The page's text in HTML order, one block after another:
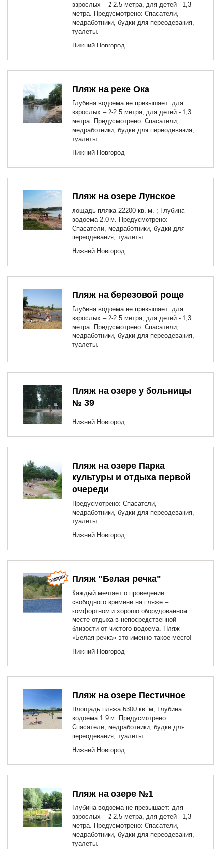
взрослых – 2-2.5 метра, для детей - 1,3
метра. Предусмотрено: Спасатели,
медработники, будки для переодевания,
туалеты.
Нижний Новгород
Пляж на реке Ока
Глубина водоема не превышает: для
взрослых – 2-2.5 метра, для детей - 1,3
метра. Предусмотрено: Спасатели,
медработники, будки для переодевания,
туалеты.
Нижний Новгород
Пляж на озере Лунское
лощадь пляжа 22200 кв. м. ; Глубина
водоема 2.0 м. Предусмотрено:
Спасатели, медработники, будки для
переодевания, туалеты.
Нижний Новгород
Пляж на березовой роще
Глубина водоема не превышает: для
взрослых – 2-2.5 метра, для детей - 1,3
метра. Предусмотрено: Спасатели,
медработники, будки для переодевания,
туалеты.
Пляж на озере у больницы
№ 39
Нижний Новгород
Пляж на озере Парка
культуры и отдыха первой
очереди
Предусмотрено: Спасатели,
медработники, будки для переодевания,
туалеты.
Нижний Новгород
Пляж "Белая речка"
Каждый мечтает о проведении
свободного времени на пляже –
комфортном и хорошо оборудованном
месте отдыха в непосредственной
близости от чистого водоема. Пляж
«Белая речка» это именно такое место!
Нижний Новгород
Пляж на озере Пестичное
Площадь пляжа 6300 кв. м; Глубина
водоема 1.9 м. Предусмотрено:
Спасатели, медработники, будки для
переодевания, туалеты.
Нижний Новгород
Пляж на озере №1
Глубина водоема не превышает: для
взрослых – 2-2.5 метра, для детей - 1,3
метра. Предусмотрено: Спасатели,
медработники, будки для переодевания,
туалеты.